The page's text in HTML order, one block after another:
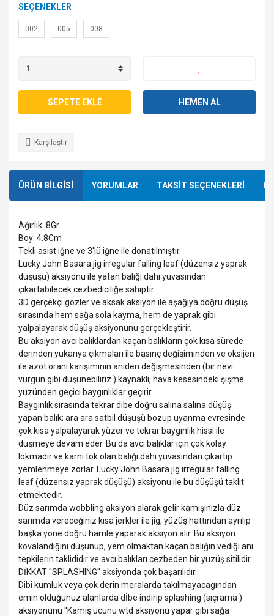
SEÇENEKLER
002 005 008
SEPETE EKLE HEMEN AL
Karşılaştır
ÜRÜN BİLGİSİ YORUMLAR TAKSİT SEÇENEKLERİ
Ağırlık: 8Gr
Boy: 4.8Cm
Tekli asist iğne ve 3'lü iğne ile donatılmıştır.
Lucky John Basara jig irregular falling leaf (düzensiz yaprak
düşüşü) aksiyonu ile yatan balığı dahi yuvasından
çıkartabilecek cezbediciliğe sahiptir.
3D gerçekçi gözler ve aksak aksiyon ile aşağıya doğru düşüş
sırasında hem sağa sola kayma, hem de yaprak gibi
yalpalayarak düşüş aksiyonunu gerçekleştirir.
Bu aksiyon avcı balıklardan kaçan balıkların çok kısa sürede
derinden yukarıya çıkmaları ile basınç değişiminden ve oksijen
ile azot oranı karışımının aniden değişmesinden (bir nevi
vurgun gibi düşünebiliriz ) kaynaklı, hava kesesindeki şişme
yüzünden geçici baygınlıklar geçirir.
Baygınlık sırasında tekrar dibe doğru salına salına düşüş
yapan balık; ara ara satbil düşüşü bozup uyanma evresinde
çok kısa yalpalayarak yüzer ve tekrar baygınlık hissi ile
düşmeye devam eder. Bu da avcı balıklar için çok kolay
lokmadır ve karnı tok olan balığı dahi yuvasından çıkartıp
yemlenmeye zorlar. Lucky John Basara jig irregular falling
leaf (düzensiz yaprak düşüşü) aksiyonu ile bu düşüşü taklit
etmektedir.
Düz sarımda wobbling aksiyon alarak gelir kamışınızla düz
sarımda vereceğiniz kısa jerkler ile jig, yüzüş hattından ayrılıp
başka yöne doğru hamle yaparak aksiyon alır. Bu aksiyon
kovalandığını düşünüp, yem olmaktan kaçan balığın vediği ani
tepkilerin taklididir ve avcı balıkları cezbeden bir yüzüş sitilidir.
DİKKAT ''SPLASHING'' aksiyonda çok başarılıdır.
Dibi kumluk veya çok derin meralarda takılmayacagından
emin olduğunuz alanlarda dİbe indirip splashing (sıçrama )
aksiyonunu ''Kamış ucunu wtd aksiyonu yapar gibi sağa